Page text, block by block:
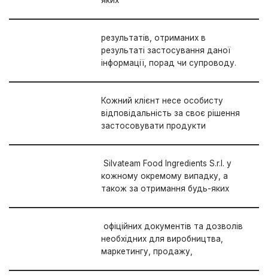
результатів, отриманих в
результаті застосування даної
інформації, порад чи супроводу.
Кожний клієнт несе особисту
відповідальність за своє рішення
застосовувати продукти
Silvateam Food Ingredients S.r.l. у
кожному окремому випадку, а
також за отримання будь-яких
офіційних документів та дозволів
необхідних для виробництва,
маркетингу, продажу,